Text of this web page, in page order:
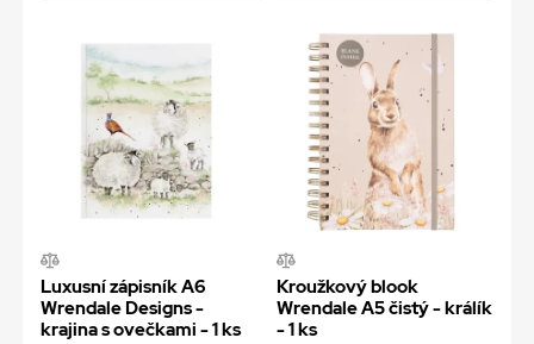
Luxusní zápisník A6
Wrendale Designs -
krajina s ovečkami - 1 ks
Kroužkový blook
Wrendale A5 čistý - králík
- 1 ks